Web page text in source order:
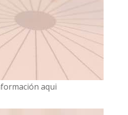
aqui